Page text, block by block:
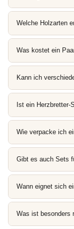
Welche Holzarten
Was kostet ein
Kann ich
Ist ein Herzbretter-
Wie verpacke ich
Gibt es auch Sets
Wann eignet sich
Was ist besonders